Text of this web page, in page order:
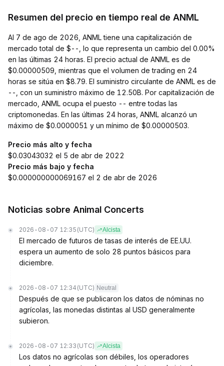
Resumen del precio en tiempo real de ANML
Al 7 de ago de 2026, ANML tiene una capitalización de
mercado total de $--, lo que representa un cambio del 0.00%
en las últimas 24 horas. El precio actual de ANML es de
$0.00000509, mientras que el volumen de trading en 24
horas se sitúa en $8.79. El suministro circulante de ANML es de
--, con un suministro máximo de 12.50B. Por capitalización de
mercado, ANML ocupa el puesto -- entre todas las
criptomonedas. En las últimas 24 horas, ANML alcanzó un
máximo de $0.0000051 y un mínimo de $0.00000503.
Precio más alto y fecha
$0.03043032 el 5 de abr de 2022
Precio más bajo y fecha
$0.000000000069167 el 2 de abr de 2026
Noticias sobre Animal Concerts
2026-08-07 12:35 (UTC) Alcista
El mercado de futuros de tasas de interés de EE.UU.
espera un aumento de solo 28 puntos básicos para
diciembre.
2026-08-07 12:34 (UTC) Neutral
Después de que se publicaron los datos de nóminas no
agrícolas, las monedas distintas al USD generalmente
subieron.
2026-08-07 12:33 (UTC) Alcista
Los datos no agrícolas son débiles, los operadores